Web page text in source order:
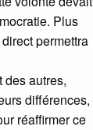
Plus
permettra
des autres,
différences,
réaffirmer ce